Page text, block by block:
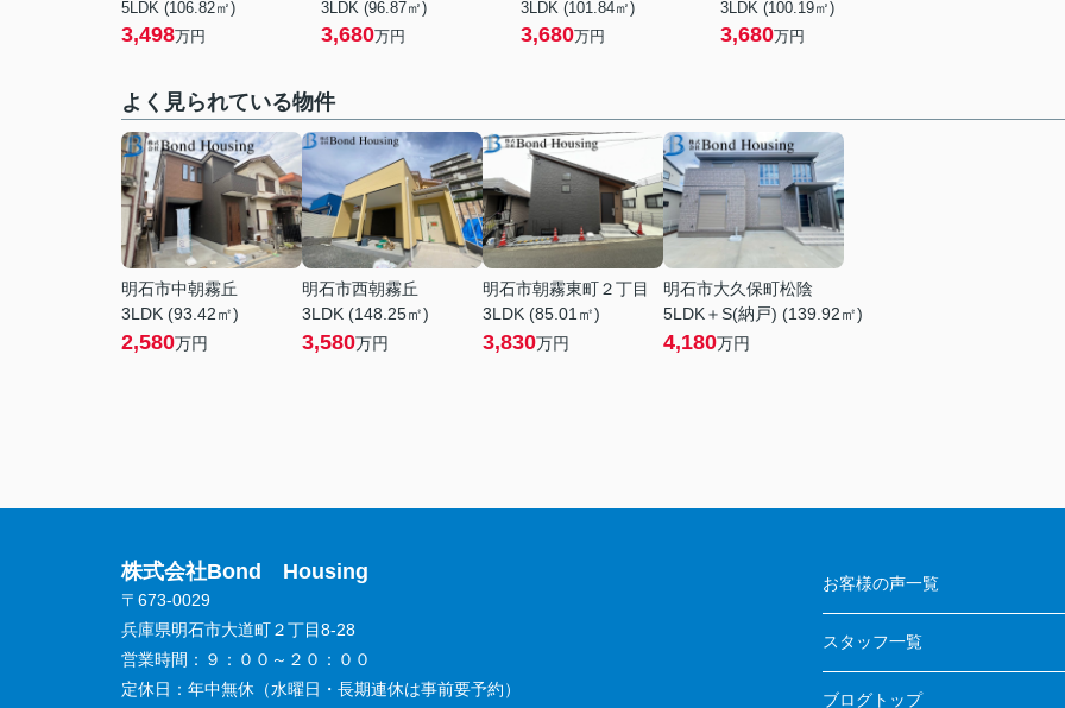
5LDK (106.82㎡)
3,498万円
3LDK (96.87㎡)
3,680万円
3LDK (101.84㎡)
3,680万円
3LDK (100.19㎡)
3,680万円
よく見られている物件
明石市中朝霧丘
3LDK (93.42㎡)
2,580万円
明石市西朝霧丘
3LDK (148.25㎡)
3,580万円
明石市朝霧東町２丁目
3LDK (85.01㎡)
3,830万円
明石市大久保町松陰
5LDK＋S(納戸) (139.92㎡)
4,180万円
株式会社Bond Housing
〒673-0029
兵庫県明石市大道町２丁目8-28
営業時間： ９：００～２０：００
定休日： 年中無休（水曜日・長期連休は事前要予約）
お客様の声一覧
スタッフ一覧
ブログトップ